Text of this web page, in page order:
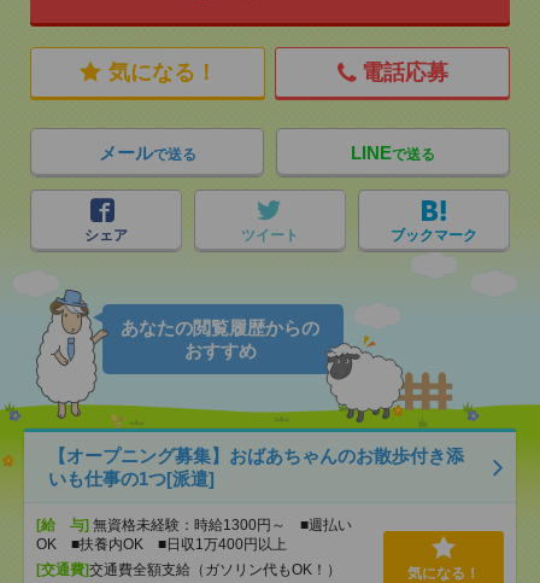
気になる！ 電話応募
メールで送る LINEで送る
シェア ツイート ブックマーク
あなたの閲覧履歴からの
おすすめ
【オープニング募集】おばあちゃんのお散歩付き添
いも仕事の1つ[派遣]
[給 与] 無資格未経験：時給1300円～ ■週払い
OK ■扶養内OK ■日収1万400円以上
[交通費]交通費全額支給（ガソリン代もOK！）
気になる！